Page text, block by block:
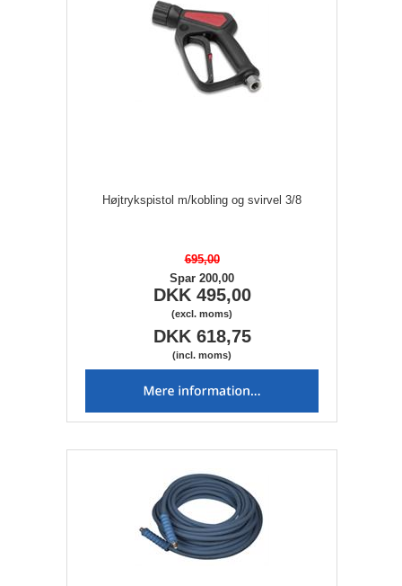
Højtrykspistol m/kobling og svirvel 3/8
695,00
Spar 200,00
DKK 495,00
(excl. moms)
DKK 618,75
(incl. moms)